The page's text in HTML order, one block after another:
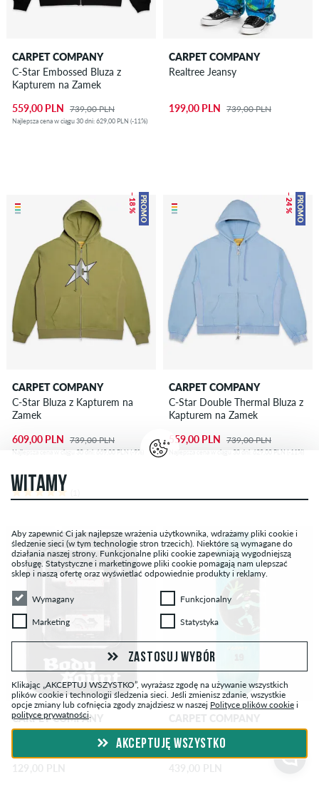
CARPET COMPANY
C-Star Embossed Bluza z
Kapturem na Zamek
559,00 PLN 739,00 PLN
Najlepsza cena w ciągu 30 dni: 629,00 PLN (-11%)
CARPET COMPANY
Realtree Jeansy
199,00 PLN 739,00 PLN
PROMO
– 18 %
CARPET COMPANY
C-Star Bluza z Kapturem na
Zamek
609,00 PLN 739,00 PLN
Najlepsza cena w ciągu 30 dni: 669,00 PLN (-9%)
PROMO
– 24 %
CARPET COMPANY
C-Star Double Thermal Bluza z
Kapturem na Zamek
559,00 PLN 739,00 PLN
Najlepsza cena w ciągu 30 dni: 629,00 PLN (-11%)
CARPET COMPANY
Bullet Dice Akcesoria.
Vinyl 8.38" Deska do deskorolki
WITAMY
Aby zapewnić Ci jak najlepsze wrażenia użytkownika, wdrażamy pliki cookie i
śledzenie sieci (w tym technologie stron trzecich). Niektóre są wymagane do
działania naszej strony. Funkcjonalne pliki cookie zapewniają wygodniejszą
obsługę. Statystyczne i marketingowe pliki cookie pomagają nam ulepszać
sklep i naszą ofertę oraz wyświetlać odpowiednie produkty i reklamy.
Wymagany
Wymagany Funkcjonalny
Funkcjonalny
MarketingMarketing StatystykaStatystyka
ZASTOSUJ WYBÓR
Klikając „AKCEPTUJ WSZYSTKO”, wyrażasz zgodę na używanie wszystkich
plików cookie i technologii śledzenia sieci. Jeśli zmienisz zdanie, wszystkie
opcje zmiany lub cofnięcia zgody znajdziesz w naszej Polityce plików cookie i
polityce prywatności.
AKCEPTUJĘ WSZYSTKO